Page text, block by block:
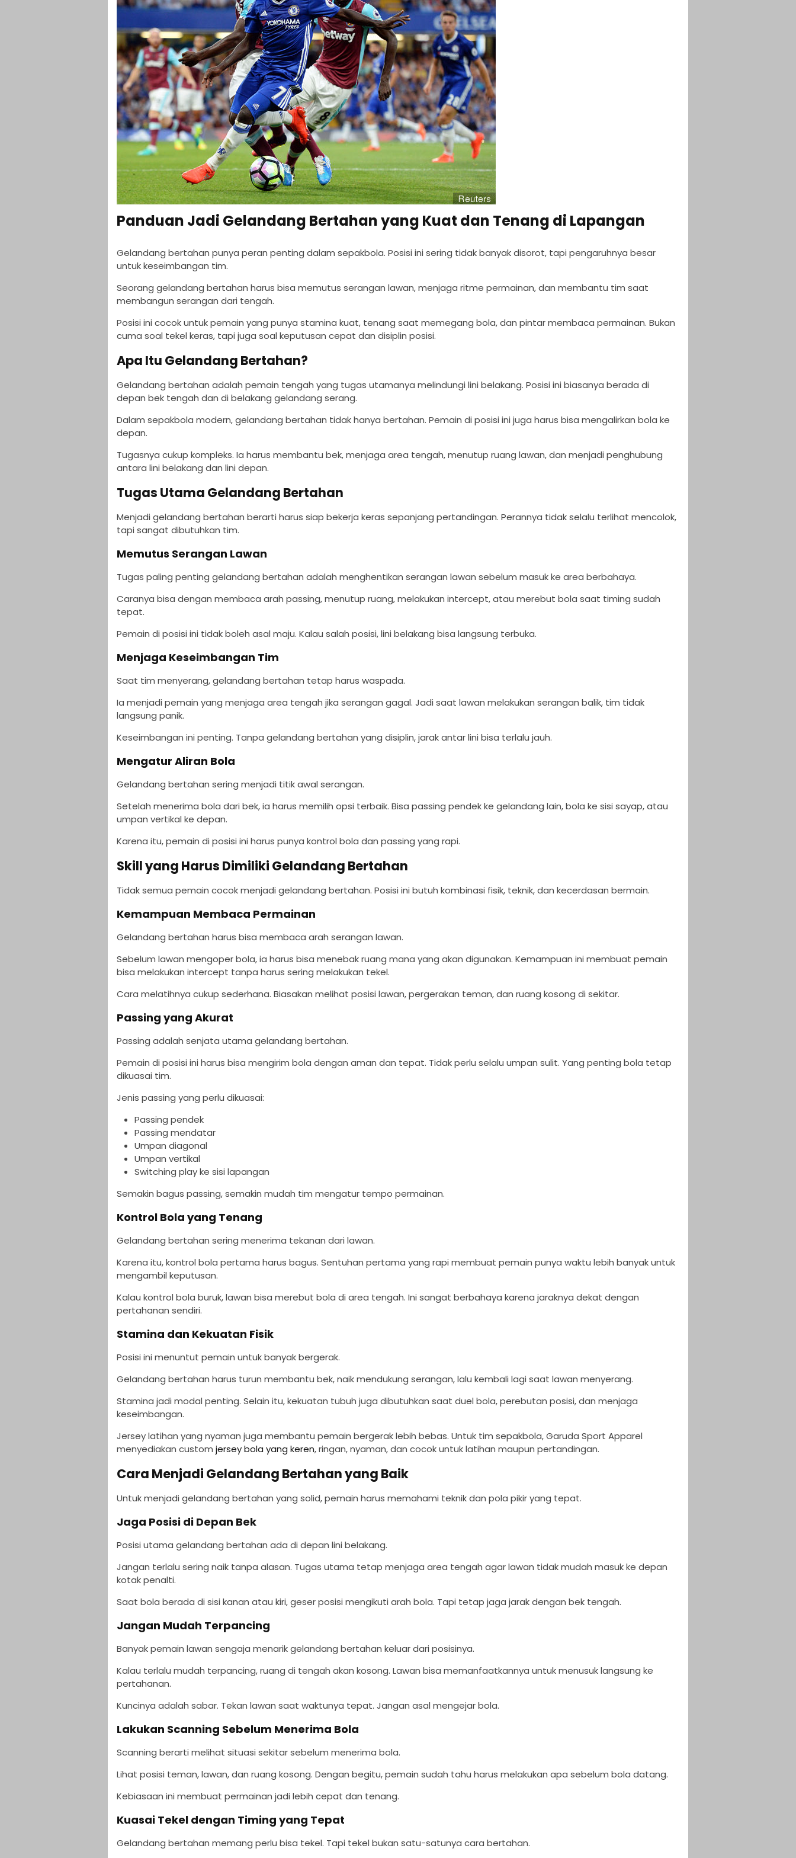
Panduan Jadi Gelandang Bertahan yang Kuat dan Tenang di Lapangan
Gelandang bertahan punya peran penting dalam sepakbola. Posisi ini sering tidak banyak disorot, tapi pengaruhnya besar
untuk keseimbangan tim.
Seorang gelandang bertahan harus bisa memutus serangan lawan, menjaga ritme permainan, dan membantu tim saat
membangun serangan dari tengah.
Posisi ini cocok untuk pemain yang punya stamina kuat, tenang saat memegang bola, dan pintar membaca permainan. Bukan
cuma soal tekel keras, tapi juga soal keputusan cepat dan disiplin posisi.
Apa Itu Gelandang Bertahan?
Gelandang bertahan adalah pemain tengah yang tugas utamanya melindungi lini belakang. Posisi ini biasanya berada di
depan bek tengah dan di belakang gelandang serang.
Dalam sepakbola modern, gelandang bertahan tidak hanya bertahan. Pemain di posisi ini juga harus bisa mengalirkan bola ke
depan.
Tugasnya cukup kompleks. Ia harus membantu bek, menjaga area tengah, menutup ruang lawan, dan menjadi penghubung
antara lini belakang dan lini depan.
Tugas Utama Gelandang Bertahan
Menjadi gelandang bertahan berarti harus siap bekerja keras sepanjang pertandingan. Perannya tidak selalu terlihat mencolok,
tapi sangat dibutuhkan tim.
Memutus Serangan Lawan
Tugas paling penting gelandang bertahan adalah menghentikan serangan lawan sebelum masuk ke area berbahaya.
Caranya bisa dengan membaca arah passing, menutup ruang, melakukan intercept, atau merebut bola saat timing sudah
tepat.
Pemain di posisi ini tidak boleh asal maju. Kalau salah posisi, lini belakang bisa langsung terbuka.
Menjaga Keseimbangan Tim
Saat tim menyerang, gelandang bertahan tetap harus waspada.
Ia menjadi pemain yang menjaga area tengah jika serangan gagal. Jadi saat lawan melakukan serangan balik, tim tidak
langsung panik.
Keseimbangan ini penting. Tanpa gelandang bertahan yang disiplin, jarak antar lini bisa terlalu jauh.
Mengatur Aliran Bola
Gelandang bertahan sering menjadi titik awal serangan.
Setelah menerima bola dari bek, ia harus memilih opsi terbaik. Bisa passing pendek ke gelandang lain, bola ke sisi sayap, atau
umpan vertikal ke depan.
Karena itu, pemain di posisi ini harus punya kontrol bola dan passing yang rapi.
Skill yang Harus Dimiliki Gelandang Bertahan
Tidak semua pemain cocok menjadi gelandang bertahan. Posisi ini butuh kombinasi fisik, teknik, dan kecerdasan bermain.
Kemampuan Membaca Permainan
Gelandang bertahan harus bisa membaca arah serangan lawan.
Sebelum lawan mengoper bola, ia harus bisa menebak ruang mana yang akan digunakan. Kemampuan ini membuat pemain
bisa melakukan intercept tanpa harus sering melakukan tekel.
Cara melatihnya cukup sederhana. Biasakan melihat posisi lawan, pergerakan teman, dan ruang kosong di sekitar.
Passing yang Akurat
Passing adalah senjata utama gelandang bertahan.
Pemain di posisi ini harus bisa mengirim bola dengan aman dan tepat. Tidak perlu selalu umpan sulit. Yang penting bola tetap
dikuasai tim.
Jenis passing yang perlu dikuasai:
Passing pendek
Passing mendatar
Umpan diagonal
Umpan vertikal
Switching play ke sisi lapangan
Semakin bagus passing, semakin mudah tim mengatur tempo permainan.
Kontrol Bola yang Tenang
Gelandang bertahan sering menerima tekanan dari lawan.
Karena itu, kontrol bola pertama harus bagus. Sentuhan pertama yang rapi membuat pemain punya waktu lebih banyak untuk
mengambil keputusan.
Kalau kontrol bola buruk, lawan bisa merebut bola di area tengah. Ini sangat berbahaya karena jaraknya dekat dengan
pertahanan sendiri.
Stamina dan Kekuatan Fisik
Posisi ini menuntut pemain untuk banyak bergerak.
Gelandang bertahan harus turun membantu bek, naik mendukung serangan, lalu kembali lagi saat lawan menyerang.
Stamina jadi modal penting. Selain itu, kekuatan tubuh juga dibutuhkan saat duel bola, perebutan posisi, dan menjaga
keseimbangan.
Jersey latihan yang nyaman juga membantu pemain bergerak lebih bebas. Untuk tim sepakbola, Garuda Sport Apparel
menyediakan custom jersey bola yang keren, ringan, nyaman, dan cocok untuk latihan maupun pertandingan.
Cara Menjadi Gelandang Bertahan yang Baik
Untuk menjadi gelandang bertahan yang solid, pemain harus memahami teknik dan pola pikir yang tepat.
Jaga Posisi di Depan Bek
Posisi utama gelandang bertahan ada di depan lini belakang.
Jangan terlalu sering naik tanpa alasan. Tugas utama tetap menjaga area tengah agar lawan tidak mudah masuk ke depan
kotak penalti.
Saat bola berada di sisi kanan atau kiri, geser posisi mengikuti arah bola. Tapi tetap jaga jarak dengan bek tengah.
Jangan Mudah Terpancing
Banyak pemain lawan sengaja menarik gelandang bertahan keluar dari posisinya.
Kalau terlalu mudah terpancing, ruang di tengah akan kosong. Lawan bisa memanfaatkannya untuk menusuk langsung ke
pertahanan.
Kuncinya adalah sabar. Tekan lawan saat waktunya tepat. Jangan asal mengejar bola.
Lakukan Scanning Sebelum Menerima Bola
Scanning berarti melihat situasi sekitar sebelum menerima bola.
Lihat posisi teman, lawan, dan ruang kosong. Dengan begitu, pemain sudah tahu harus melakukan apa sebelum bola datang.
Kebiasaan ini membuat permainan jadi lebih cepat dan tenang.
Kuasai Tekel dengan Timing yang Tepat
Gelandang bertahan memang perlu bisa tekel. Tapi tekel bukan satu-satunya cara bertahan.